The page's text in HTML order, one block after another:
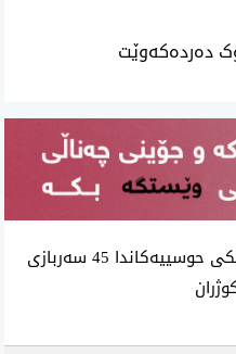
دەردەکەوێت
لە هێرشێکی حوسییەکاندا 45 سەربازی